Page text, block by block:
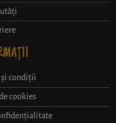
condiții
cookies